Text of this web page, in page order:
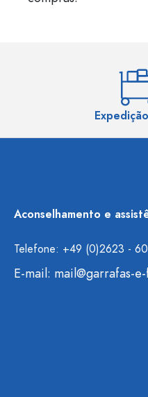
Aconselhamento e
Telefone: +49 (0)2623 -
E-mail: mail@garrafas-